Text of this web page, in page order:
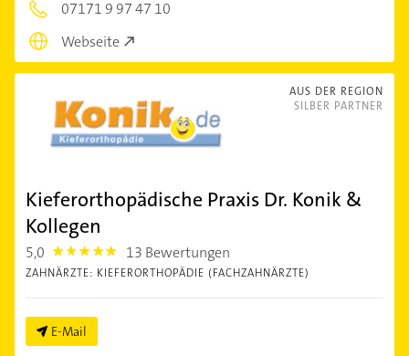
07171 9 97 47 10
Webseite
AUS DER REGION
SILBER PARTNER
Kieferorthopädische Praxis Dr. Konik &
Kollegen
5,0 5.0 13 Bewertungen
ZAHNÄRZTE: KIEFERORTHOPÄDIE (FACHZAHNÄRZTE)
E-Mail